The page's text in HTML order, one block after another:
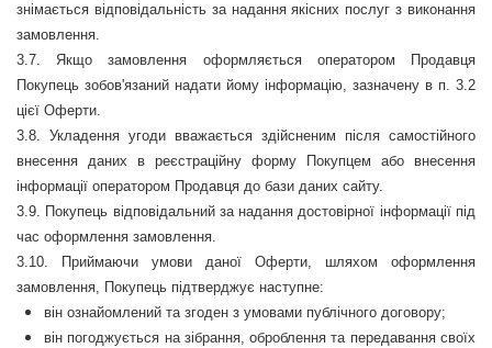
знімається відповідальність за надання якісних послуг з виконання
замовлення.
3.7. Якщо замовлення оформляється оператором Продавця
Покупець зобов'язаний надати йому інформацію, зазначену в п. 3.2
цієї Оферти.
3.8. Укладення угоди вважається здійсненим після самостійного
внесення даних в реєстраційну форму Покупцем або внесення
інформації оператором Продавця до бази даних сайту.
3.9. Покупець відповідальний за надання достовірної інформації під
час оформлення замовлення.
3.10. Приймаючи умови даної Оферти, шляхом оформлення
замовлення, Покупець підтверджує наступне:
він ознайомлений та згоден з умовами публічного договору;
він погоджується на зібрання, оброблення та передавання своїх